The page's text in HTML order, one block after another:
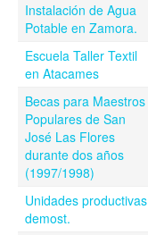
Instalación de Agua
Potable en Zamora.
Escuela Taller Textil
en Atacames
Becas para Maestros
Populares de San
José Las Flores
durante dos años
(1997/1998)
Unidades productivas
demost.